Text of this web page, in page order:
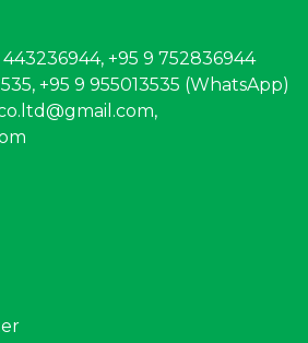
443236944, +95 9 752836944
+95 9 955013535 (WhatsApp)
,